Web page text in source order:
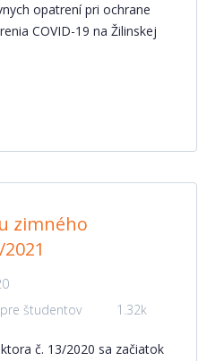
opatrení pri ochrane
COVID-19 na Žilinskej
zimného
študentov 1.32k
č. 13/2020 sa začiatok